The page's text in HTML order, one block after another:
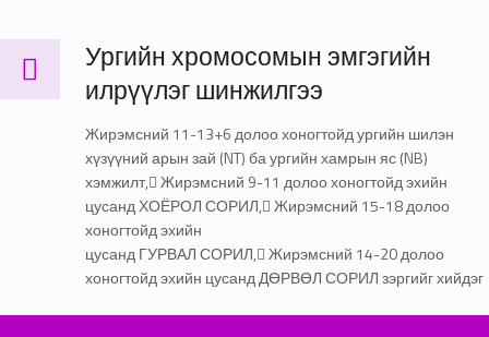
Ургийн хромосомын эмгэгийн илрүүлэг шинжилгээ
Ургийн хромосомын эмгэгийн
илрүүлэг шинжилгээ
Жирэмсний 11-13+6 долоо хоногтойд ургийн шилэн
хүзүүний арын зай (NT) ба ургийн хамрын яс (NB)
хэмжилт, Жирэмсний 9-11 долоо хоногтойд эхийн
цусанд ХОЁРОЛ СОРИЛ, Жирэмсний 15-18 долоо
хоногтойд эхийн
цусанд ГУРВАЛ СОРИЛ, Жирэмсний 14-20 долоо
хоногтойд эхийн цусанд ДӨРВӨЛ СОРИЛ зэргийг хийдэг